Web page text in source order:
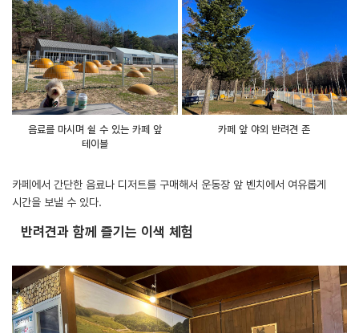
음료를 마시며 쉴 수 있는 카페 앞
테이블
카페 앞 야외 반려견 존
카페에서 간단한 음료나 디저트를 구매해서 운동장 앞 벤치에서 여유롭게
시간을 보낼 수 있다.
반려견과 함께 즐기는 이색 체험